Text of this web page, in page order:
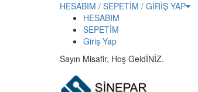
HESABIM / SEPETİM / GİRİŞ YAP
HESABIM
SEPETİM
Giriş Yap
Sayın Misafir, Hoş GeldİNİZ.